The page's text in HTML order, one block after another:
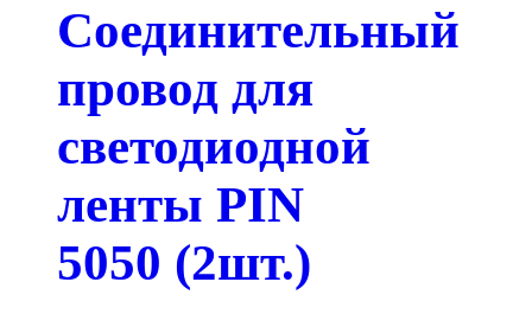
Соединительный
провод для
светодиодной
ленты PIN
5050 (2шт.)